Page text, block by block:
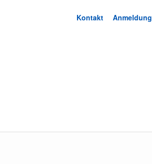
Kontakt Anmeldung